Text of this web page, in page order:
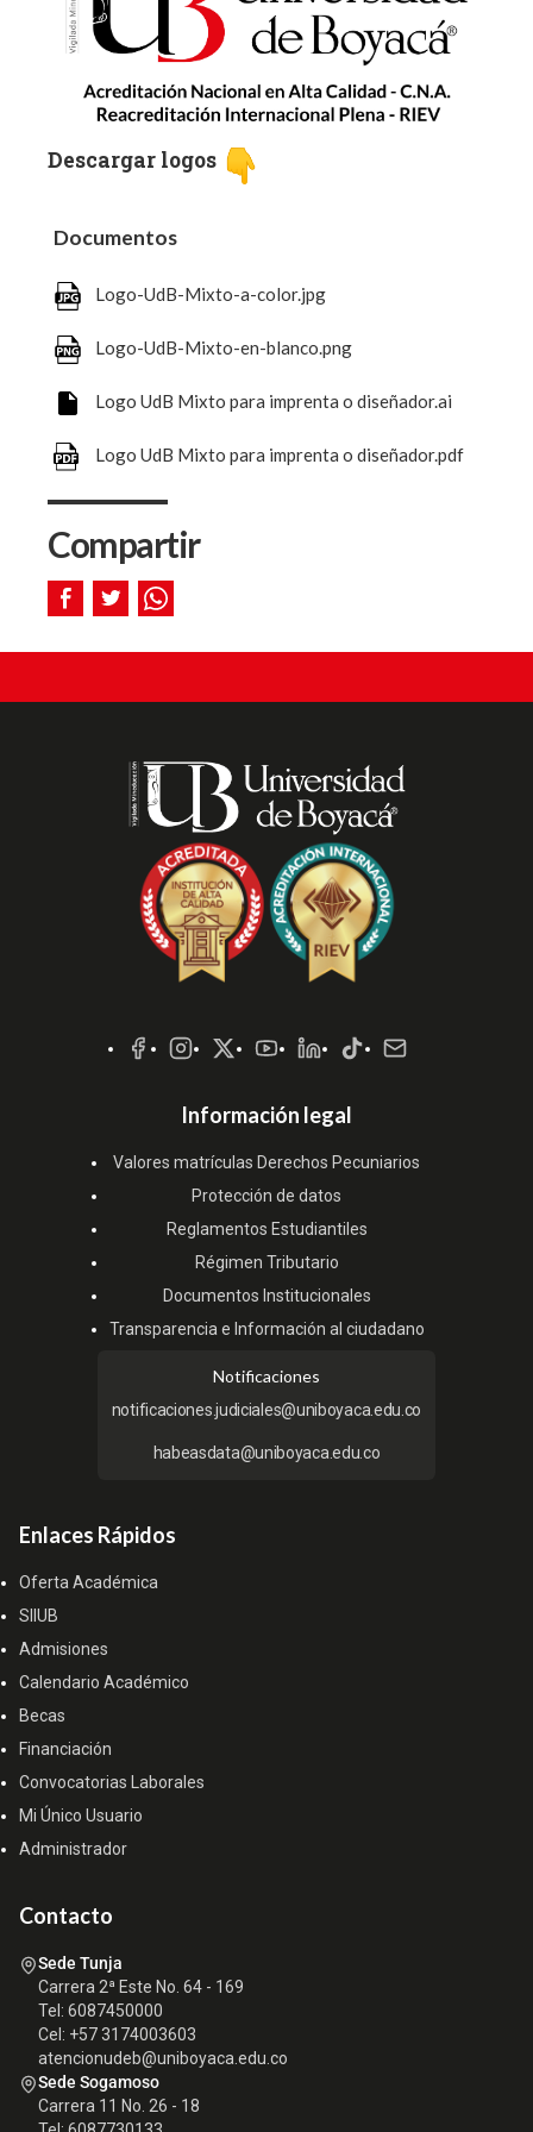
Descargar logos
Documentos
Logo-UdB-Mixto-a-color.jpg
Logo-UdB-Mixto-en-blanco.png
Logo UdB Mixto para imprenta o diseñador.ai
Logo UdB Mixto para imprenta o diseñador.pdf
Compartir
Sociales
Información legal
Valores matrículas Derechos Pecuniarios
Protección de datos
Reglamentos Estudiantiles
Régimen Tributario
Documentos Institucionales
Transparencia e Información al ciudadano
Notificaciones
notificaciones.judiciales@uniboyaca.edu.co
habeasdata@uniboyaca.edu.co
Enlaces Rápidos
Oferta Académica
SIIUB
Admisiones
Calendario Académico
Becas
Financiación
Convocatorias Laborales
Mi Único Usuario
Administrador
Contacto
Sede Tunja
Carrera 2ª Este No. 64 - 169
Tel: 6087450000
Cel: +57 3174003603
atencionudeb@uniboyaca.edu.co
Sede Sogamoso
Carrera 11 No. 26 - 18